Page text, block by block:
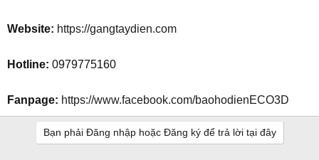
Website: https://gangtaydien.com
Hotline: 0979775160
Fanpage: https://www.facebook.com/baohodienECO3D
Bạn phải Đăng nhập hoặc Đăng ký để trả lời tại đây